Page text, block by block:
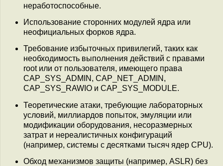
неработоспособные.
Использование сторонних модулей ядра или
неофициальных форков ядра.
Требование избыточных привилегий, таких как
необходимость выполнения действий с правами
root или от пользователя, имеющего права
CAP_SYS_ADMIN, CAP_NET_ADMIN,
CAP_SYS_RAWIO и CAP_SYS_MODULE.
Теоретические атаки, требующие лабораторных
условий, миллиардов попыток, эмуляции или
модификации оборудования, несоразмерных
затрат и нереалистичных конфигураций
(например, системы с десятками тысяч ядер CPU).
Обход механизмов защиты (например, ASLR) без